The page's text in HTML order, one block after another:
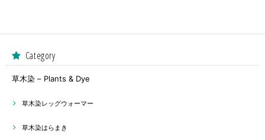
Category
草木染 – Plants & Dye
草木染レッグウォーマー
草木染はらまき